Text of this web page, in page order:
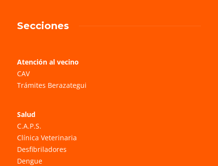
Secciones
Atención al vecino
CAV
Trámites Berazategui
Salud
C.A.P.S.
Clínica Veterinaria
Desfibriladores
Dengue